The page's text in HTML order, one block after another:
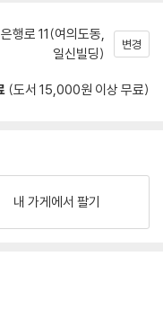
행로 11(여의도동,
일신빌딩)
변경
(도서 15,000원 이상 무료)
내 가게에서 팔기